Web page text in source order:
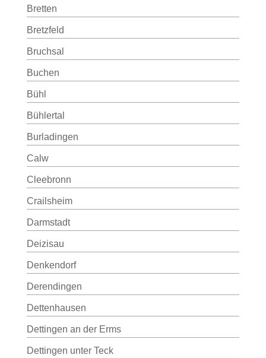
Bretten
Bretzfeld
Bruchsal
Buchen
Bühl
Bühlertal
Burladingen
Calw
Cleebronn
Crailsheim
Darmstadt
Deizisau
Denkendorf
Derendingen
Dettenhausen
Dettingen an der Erms
Dettingen unter Teck